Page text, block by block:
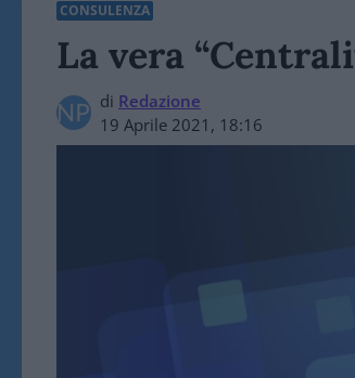
CONSULENZA
La vera
di Redazione
19 Aprile 2021, 18:16